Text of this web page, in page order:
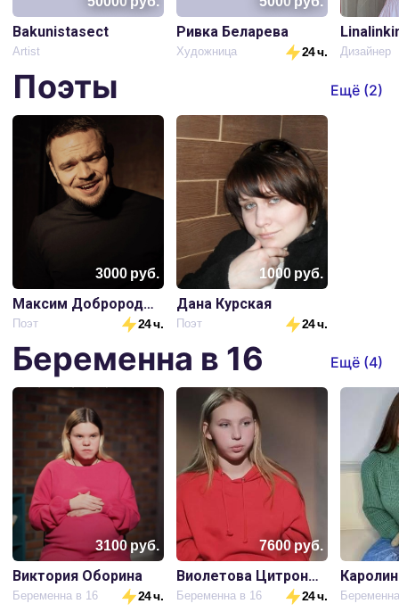
Bakunistasect
Artist
Ривка Беларева
Художница 24 ч. Дизайнер
Поэты Ещё (2)
3000руб.
Максим Добророднов
Поэт 24 ч.
1000руб.
Дана Курская
Поэт 24 ч.
Беременна в 16 Ещё (4)
3100руб.
Виктория Оборина
Беременна в 16 24 ч.
7600руб.
Виолетова Цитронова
Беременна в 16 24 ч.